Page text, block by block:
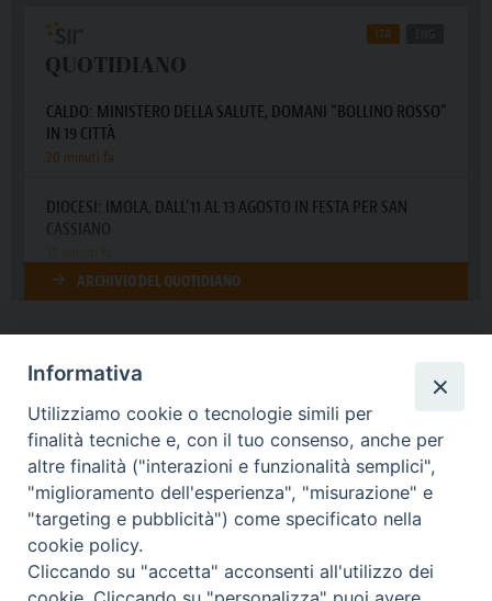
DIOCESI SUBURBICARIA DI ALBANO
Contatti:Tel.: 06.93268401 - Fax.: 06.9323844
E-mail:curia@diocesidialbano.it
Orari: dal Lunedì al Venerdì Ore: 9:00 - 13:00
Lunedì, Mercoledì e Venerdì, Ore 9:30 - 12:30
Informativa
Utilizziamo cookie o tecnologie simili per
finalità tecniche e, con il tuo consenso, anche per
altre finalità ("interazioni e funzionalità semplici",
"miglioramento dell'esperienza", "misurazione" e
"targeting e pubblicità") come specificato nella
cookie policy.
Cliccando su "accetta" acconsenti all'utilizzo dei